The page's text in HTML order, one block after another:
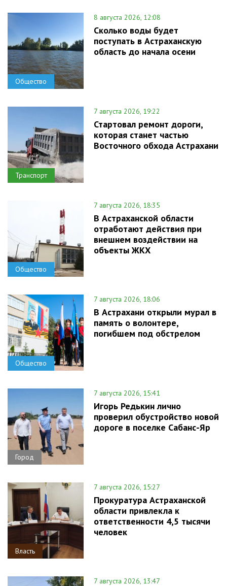
Общество
8 августа 2026, 12:08
Сколько воды будет
поступать в Астраханскую
область до начала осени
Транспорт
7 августа 2026, 19:22
Стартовал ремонт дороги,
которая станет частью
Восточного обхода Астрахани
Общество
7 августа 2026, 18:35
В Астраханской области
отработают действия при
внешнем воздействии на
объекты ЖКХ
Общество
7 августа 2026, 18:06
В Астрахани открыли мурал в
память о волонтере,
погибшем под обстрелом
Город
7 августа 2026, 15:41
Игорь Редькин лично
проверил обустройство новой
дороге в поселке Сабанс-Яр
Власть
7 августа 2026, 15:27
Прокуратура Астраханской
области привлекла к
ответственности 4,5 тысячи
человек
7 августа 2026, 13:47